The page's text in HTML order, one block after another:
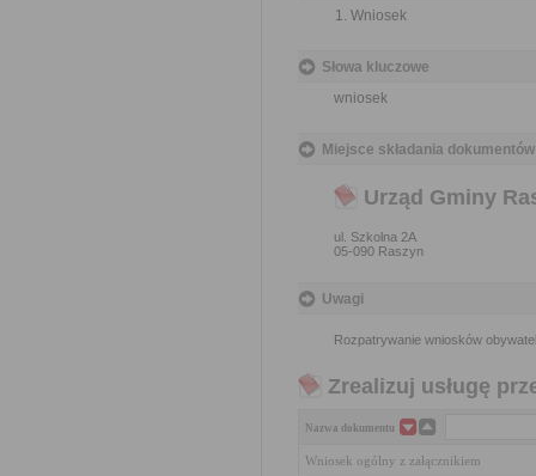
Wniosek
Słowa kluczowe
wniosek
Miejsce składania dokumentów
Urząd Gminy
ul. Szkolna 2A
05-090 Raszyn
Uwagi
Rozpatrywanie wniosków
Zrealizuj usługę
Nazwa dokumentu
Wniosek ogólny z załącznikiem